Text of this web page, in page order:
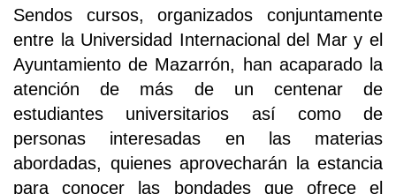
Sendos cursos, organizados conjuntamente
entre la Universidad Internacional del Mar y el
Ayuntamiento de Mazarrón, han acaparado la
atención de más de un centenar de
estudiantes universitarios así como de
personas interesadas en las materias
abordadas, quienes aprovecharán la estancia
para conocer las bondades que ofrece el